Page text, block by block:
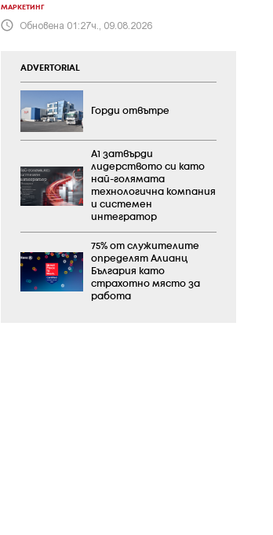
МАРКЕТИНГ
Обновена 01:27ч., 09.08.2026
ADVERTORIAL
Горди отвътре
А1 затвърди
лидерството си като
най-голямата
технологична компания
и системен
интегратор
75% от служителите
определят Алианц
България като
страхотно място за
работа